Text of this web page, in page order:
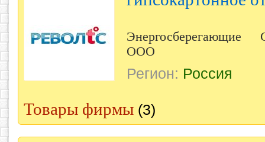
Энергосберегающие
ООО
Регион: Россия
Товары фирмы (3)